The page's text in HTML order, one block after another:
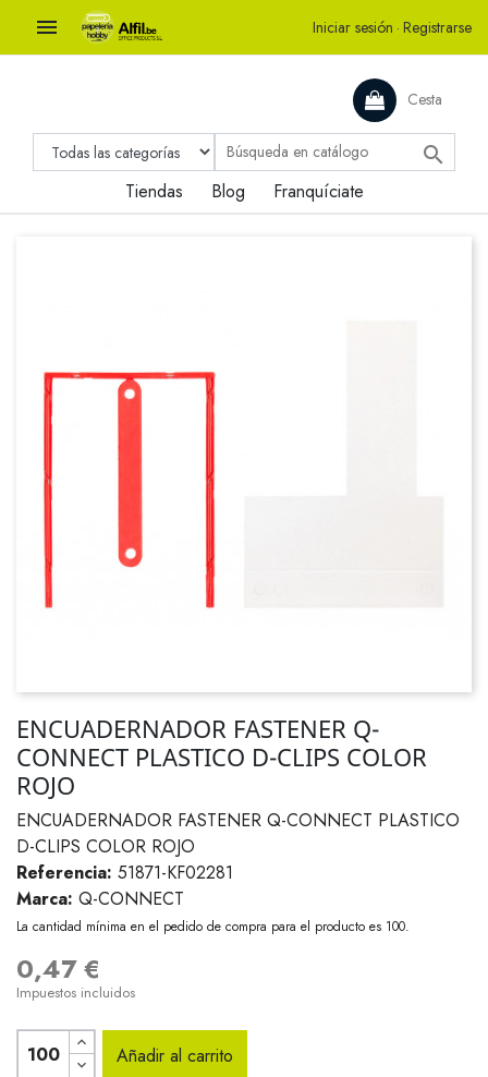
 Iniciar sesión · Registrarse
Cesta

Tiendas Blog Franquíciate
ENCUADERNADOR FASTENER Q-
CONNECT PLASTICO D-CLIPS COLOR
ROJO
ENCUADERNADOR FASTENER Q-CONNECT PLASTICO
D-CLIPS COLOR ROJO
Referencia: 51871-KF02281
Marca: Q-CONNECT
La cantidad mínima en el pedido de compra para el producto es 100.
0,47 €
Impuestos incluidos
Añadir al carrito